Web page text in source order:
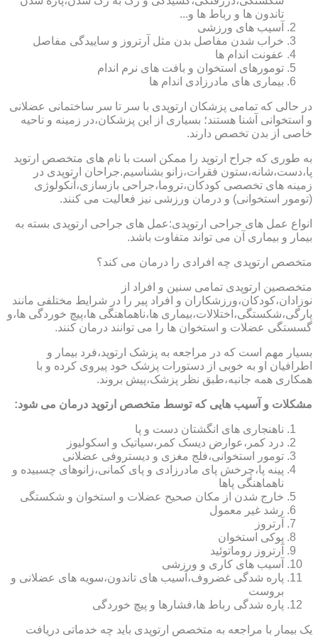
تاندون ها و رباط ها و...
آسیب های ورزشی
خراب شدن مفاصل بدن مثل آرتروز و ساییدگی مفاصل
عفونت اندام ها
تومورهای استخوان و بافت های نرم اندام
بیماری های مادرزادی اندام ها
در حالی که تمامی پزشکان ارتوپدی با سر تا سر ساختمانی عضلانی
و استخوانی آشنا هستند؛ بسیاری از این پزشکان،در زمینه و ناحیه
خاصی از بدن تخصص دارند.
به طوری که جراح ارتوپد را ممکن است با نام های متخصص ارتوپد
پا،دست،شانه،ستون فقرات،زانو بشناسیم.جراحان ارتوپدی در
زمینه های تخصصی کودکان،تروما،جراحی بازسازی،آنکولوژی
(تومور استخوانی) و درمان ورزشی نیز فعالیت می کنند.
انواع عمل های جراحی ارتوپدی:عمل های جراحی ارتوپدی بسته به
بیمار و بیماری آن می تواند متفاوت باشد.
متخصص ارتوپدی چه افرادی را درمان می کند؟
متخصصین ارتوپدی تمامی سنین و افراد از
نوزادان،کودکان،ورزشکاران و افراد پیر را در شرایط مختلفی مانند
پارگی،شکستگی،اختلالات،بیماری ها،ناهماهنگی ها،پیچ خوردگی ها،و
گسستگی عضلات و استخوان ها را می توانند درمان کنند.
بسیار مهم است که در مراجعه به پزشک ارتوپد،فرد بیمار و
اطرافیان او به خوبی از دستورات پزشک خود پیروی کرده و با
همکاری همه جانبه،طبق نظر پزشک،پیش بروند.
مشکلات و آسیب هایی که توسط متخصص ارتوپد درمان می شود:
ناهنجاری های انگشتان دست و پا
درد کمر،عوارض دیسک کمر،سیاتیک و اسکولیوز
تومور استخوانی،فلج مغزی و دیستروفی عضلانی
پینه پا،چرخش پای مادرزادی و پای کمانی،زانوهای چسبیده و
ناهماهنگی پاها
خارج شدن از مکان صحیح عضلات و استخوان و شکستگی
رشد غیر معمول
آرتروز
پوکی استخوان
آرتروز روماتوئید
آسیب های کاری و ورزشی
پاره شدگی غضروف،آسیب های تاندون،سویه های عضلانی و
بروست
پاره شدگی رباط ها،فشارها و پیچ خوردگی
یک بیمار با مراجعه به متخصص ارتوپدی باید چه خدماتی دریافت